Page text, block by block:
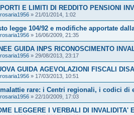
E LIMITI DI REDDITO PENSIONI
rosaria1956 » 21/01/2014, 1:02
legge 104/92 e modifiche apportate
rosaria1956 » 16/06/2009, 21:35
GUIDA INPS RICONOSCIMENTO
rosaria1956 » 29/08/2013, 23:17
GUIDA AGEVOLAZIONI FISCALI
rosaria1956 » 17/03/2013, 10:51
rare: i Centri regionali, i codici di
rosaria1956 » 22/10/2009, 17:03
LEGGERE I VERBALI DI INVALIDITA'